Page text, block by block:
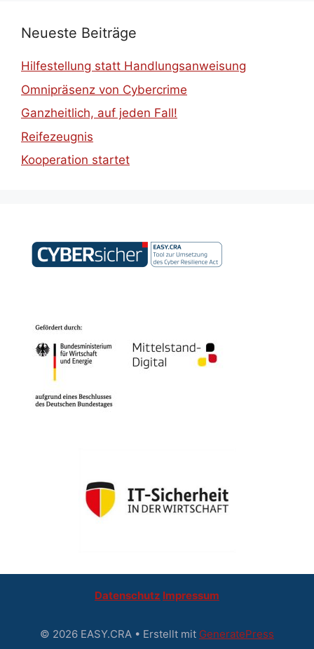
Neueste Beiträge
Hilfestellung statt Handlungsanweisung
Omnipräsenz von Cybercrime
Ganzheitlich, auf jeden Fall!
Reifezeugnis
Kooperation startet
Datenschutz Impressum
© 2026 EASY.CRA • Erstellt mit GeneratePress